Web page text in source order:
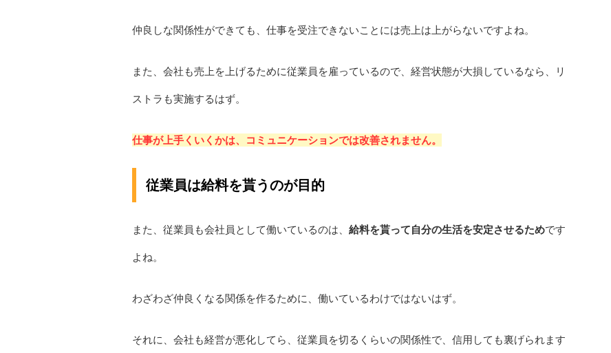
仲良しな関係性ができても、仕事を受注できないことには売上は上がらないですよね。
また、会社も売上を上げるために従業員を雇っているので、経営状態が大損しているなら、リ
ストラも実施するはず。
仕事が上手くいくかは、コミュニケーションでは改善されません。
従業員は給料を貰うのが目的
また、従業員も会社員として働いているのは、 給料を貰って自分の生活を安定させるためです
よね。
わざわざ仲良くなる関係を作るために、働いているわけではないはず。
それに、会社も経営が悪化してら、従業員を切るくらいの関係性で、信用しても裏げられます